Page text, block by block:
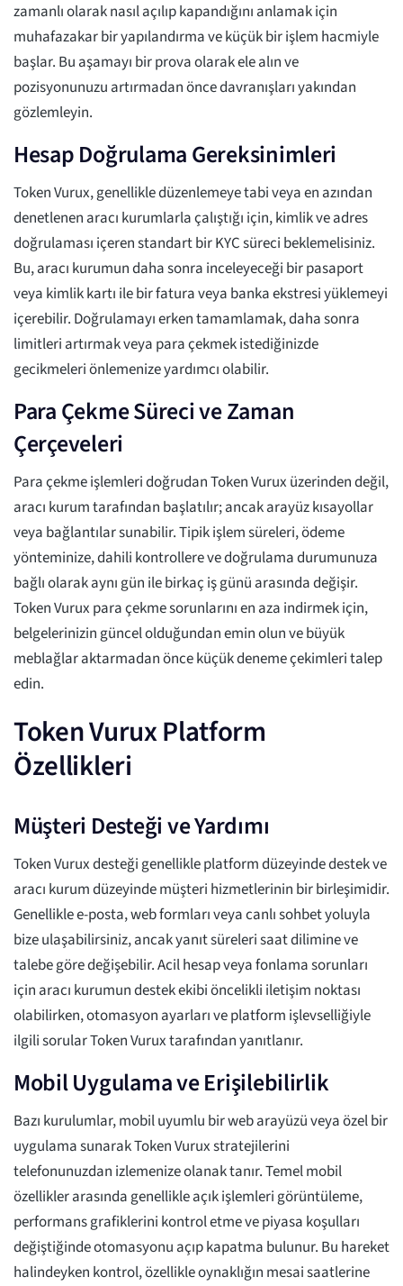
zamanlı olarak nasıl açılıp kapandığını anlamak için
muhafazakar bir yapılandırma ve küçük bir işlem hacmiyle
başlar. Bu aşamayı bir prova olarak ele alın ve
pozisyonunuzu artırmadan önce davranışları yakından
gözlemleyin.
Hesap Doğrulama Gereksinimleri
Token Vurux, genellikle düzenlemeye tabi veya en azından
denetlenen aracı kurumlarla çalıştığı için, kimlik ve adres
doğrulaması içeren standart bir KYC süreci beklemelisiniz.
Bu, aracı kurumun daha sonra inceleyeceği bir pasaport
veya kimlik kartı ile bir fatura veya banka ekstresi yüklemeyi
içerebilir. Doğrulamayı erken tamamlamak, daha sonra
limitleri artırmak veya para çekmek istediğinizde
gecikmeleri önlemenize yardımcı olabilir.
Para Çekme Süreci ve Zaman
Çerçeveleri
Para çekme işlemleri doğrudan Token Vurux üzerinden değil,
aracı kurum tarafından başlatılır; ancak arayüz kısayollar
veya bağlantılar sunabilir. Tipik işlem süreleri, ödeme
yönteminize, dahili kontrollere ve doğrulama durumunuza
bağlı olarak aynı gün ile birkaç iş günü arasında değişir.
Token Vurux para çekme sorunlarını en aza indirmek için,
belgelerinizin güncel olduğundan emin olun ve büyük
meblağlar aktarmadan önce küçük deneme çekimleri talep
edin.
Token Vurux Platform
Özellikleri
Müşteri Desteği ve Yardımı
Token Vurux desteği genellikle platform düzeyinde destek ve
aracı kurum düzeyinde müşteri hizmetlerinin bir birleşimidir.
Genellikle e-posta, web formları veya canlı sohbet yoluyla
bize ulaşabilirsiniz, ancak yanıt süreleri saat dilimine ve
talebe göre değişebilir. Acil hesap veya fonlama sorunları
için aracı kurumun destek ekibi öncelikli iletişim noktası
olabilirken, otomasyon ayarları ve platform işlevselliğiyle
ilgili sorular Token Vurux tarafından yanıtlanır.
Mobil Uygulama ve Erişilebilirlik
Bazı kurulumlar, mobil uyumlu bir web arayüzü veya özel bir
uygulama sunarak Token Vurux stratejilerini
telefonunuzdan izlemenize olanak tanır. Temel mobil
özellikler arasında genellikle açık işlemleri görüntüleme,
performans grafiklerini kontrol etme ve piyasa koşulları
değiştiğinde otomasyonu açıp kapatma bulunur. Bu hareket
halindeyken kontrol, özellikle oynaklığın mesai saatlerine